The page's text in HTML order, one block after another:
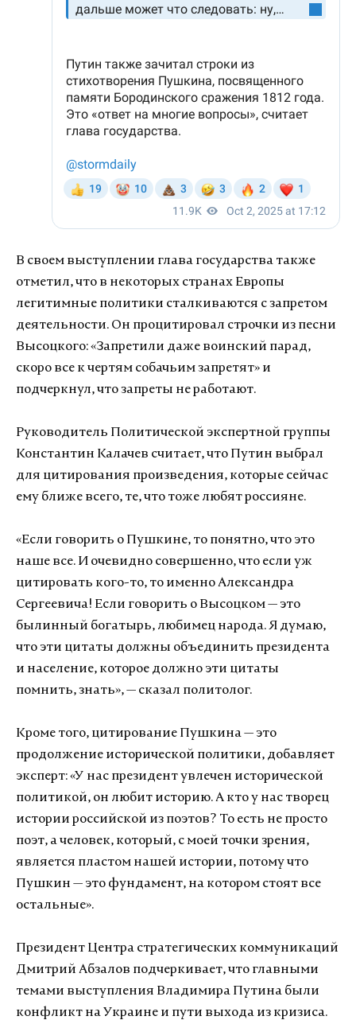
В своем выступлении глава государства также
отметил, что в некоторых странах Европы
легитимные политики сталкиваются с запретом
деятельности. Он процитировал строчки из песни
Высоцкого: «Запретили даже воинский парад,
скоро все к чертям собачьим запретят» и
подчеркнул, что запреты не работают.
Руководитель Политической экспертной группы
Константин Калачев считает, что Путин выбрал
для цитирования произведения, которые сейчас
ему ближе всего, те, что тоже любят россияне.
«Если говорить о Пушкине, то понятно, что это
наше все. И очевидно совершенно, что если уж
цитировать кого-то, то именно Александра
Сергеевича! Если говорить о Высоцком — это
былинный богатырь, любимец народа. Я думаю,
что эти цитаты должны объединить президента
и население, которое должно эти цитаты
помнить, знать», — сказал политолог.
Кроме того, цитирование Пушкина — это
продолжение исторической политики, добавляет
эксперт: «У нас президент увлечен исторической
политикой, он любит историю. А кто у нас творец
истории российской из поэтов? То есть не просто
поэт, а человек, который, с моей точки зрения,
является пластом нашей истории, потому что
Пушкин — это фундамент, на котором стоят все
остальные».
Президент Центра стратегических коммуникаций
Дмитрий Абзалов подчеркивает, что главными
темами выступления Владимира Путина были
конфликт на Украине и пути выхода из кризиса.